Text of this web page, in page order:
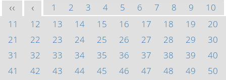
<< < 1 2 3 4 5 6 7 8 9
10
11
12 13 14 15 16 17 18 19
20
21
22 23 24 25 26 27 28 29
30
31
32 33 34 35 36 37 38 39
40
41
42 43 44 45 46 47 48 49
50